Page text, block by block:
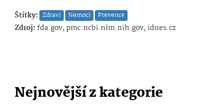
Štítky: Zdraví Nemoci Prevence
Zdroj:fda.gov, pmc.ncbi.nlm.nih.gov, idnes.cz
Nejnovější z kategorie